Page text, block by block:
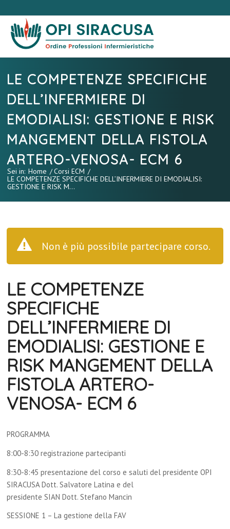
LE COMPETENZE SPECIFICHE
DELL’INFERMIERE DI
EMODIALISI: GESTIONE E RISK
MANGEMENT DELLA FISTOLA
ARTERO-VENOSA- ECM 6
Sei in: Home /Corsi ECM /
LE COMPETENZE SPECIFICHE DELL’INFERMIERE DI EMODIALISI:
GESTIONE E RISK M...
Non è più possibile partecipare corso.
LE COMPETENZE
SPECIFICHE
DELL’INFERMIERE DI
EMODIALISI: GESTIONE E
RISK MANGEMENT DELLA
FISTOLA ARTERO-
VENOSA- ECM 6
PROGRAMMA
8:00-8:30 registrazione partecipanti
8:30-8:45 presentazione del corso e saluti del presidente OPI
SIRACUSA Dott. Salvatore Latina e del
presidente SIAN Dott. Stefano Mancin
SESSIONE 1 – La gestione della FAV